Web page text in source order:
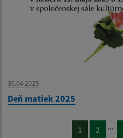
30.04.2025
Deň matiek 2025
1 2 ...